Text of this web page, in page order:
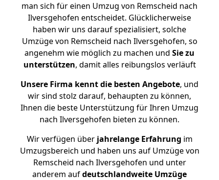
man sich für einen Umzug von Remscheid nach
Ilversgehofen entscheidet. Glücklicherweise
haben wir uns darauf spezialisiert, solche
Umzüge von Remscheid nach Ilversgehofen, so
angenehm wie möglich zu machen und Sie zu
unterstützen, damit alles reibungslos verläuft
Unsere Firma kennt die besten Angebote, und
wir sind stolz darauf, behaupten zu können,
Ihnen die beste Unterstützung für Ihren Umzug
nach Ilversgehofen bieten zu können.
Wir verfügen überjahrelange Erfahrung im
Umzugsbereich und haben uns auf Umzüge von
Remscheid nach Ilversgehofen und unter
anderem aufdeutschlandweite Umzüge